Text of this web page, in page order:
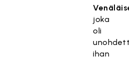
joka
oli
ihan